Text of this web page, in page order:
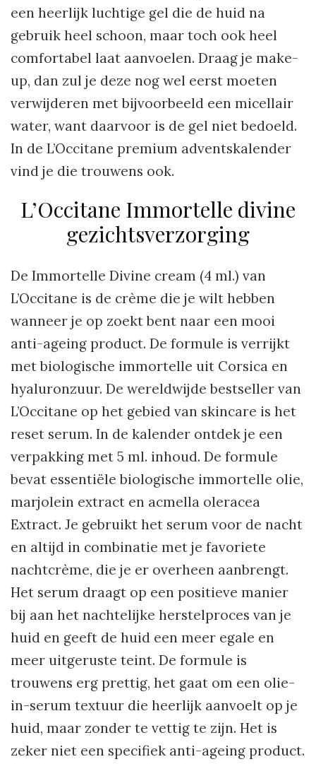
een heerlijk luchtige gel die de huid na
gebruik heel schoon, maar toch ook heel
comfortabel laat aanvoelen. Draag je make-
up, dan zul je deze nog wel eerst moeten
verwijderen met bijvoorbeeld een micellair
water, want daarvoor is de gel niet bedoeld.
In de L’Occitane premium adventskalender
vind je die trouwens ook.
L’Occitane Immortelle divine
gezichtsverzorging
De Immortelle Divine cream (4 ml.) van
L’Occitane is de crème die je wilt hebben
wanneer je op zoekt bent naar een mooi
anti-ageing product. De formule is verrijkt
met biologische immortelle uit Corsica en
hyaluronzuur. De wereldwijde bestseller van
L’Occitane op het gebied van skincare is het
reset serum. In de kalender ontdek je een
verpakking met 5 ml. inhoud. De formule
bevat essentiële biologische immortelle olie,
marjolein extract en acmella oleracea
Extract. Je gebruikt het serum voor de nacht
en altijd in combinatie met je favoriete
nachtcrème, die je er overheen aanbrengt.
Het serum draagt op een positieve manier
bij aan het nachtelijke herstelproces van je
huid en geeft de huid een meer egale en
meer uitgeruste teint. De formule is
trouwens erg prettig, het gaat om een olie-
in-serum textuur die heerlijk aanvoelt op je
huid, maar zonder te vettig te zijn. Het is
zeker niet een specifiek anti-ageing product.